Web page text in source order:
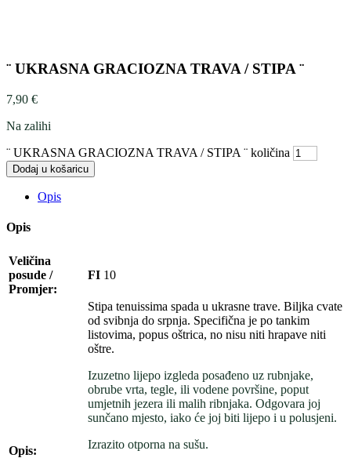
¨ UKRASNA GRACIOZNA TRAVA / STIPA ¨
7,90 €
Na zalihi
¨ UKRASNA GRACIOZNA TRAVA / STIPA ¨ količina
Dodaj u košaricu
Opis
Opis
Veličina
posude /
Promjer:
FI 10
Opis:
Stipa tenuissima spada u ukrasne trave. Biljka cvate
od svibnja do srpnja. Specifična je po tankim
listovima, popus oštrica, no nisu niti hrapave niti
oštre.
Izuzetno lijepo izgleda posađeno uz rubnjake,
obrube vrta, tegle, ili vodene površine, poput
umjetnih jezera ili malih ribnjaka. Odgovara joj
sunčano mjesto, iako će joj biti lijepo i u polusjeni.
Izrazito otporna na sušu.